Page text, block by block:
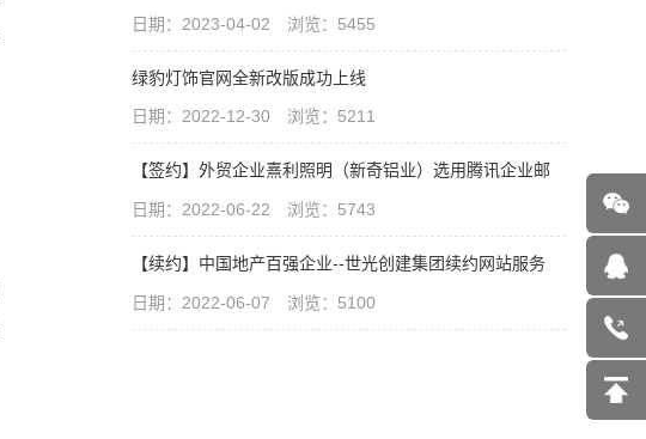
日期：2023-04-02 浏览：5455
绿豹灯饰官网全新改版成功上线
日期：2022-12-30 浏览：5211
【签约】外贸企业熹利照明（新奇铝业）选用腾讯企业邮
日期：2022-06-22 浏览：5743
【续约】中国地产百强企业--世光创建集团续约网站服务
日期：2022-06-07 浏览：5100